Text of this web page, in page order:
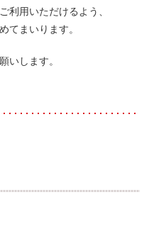
利用いただけるよう、
てまいります。
いします。